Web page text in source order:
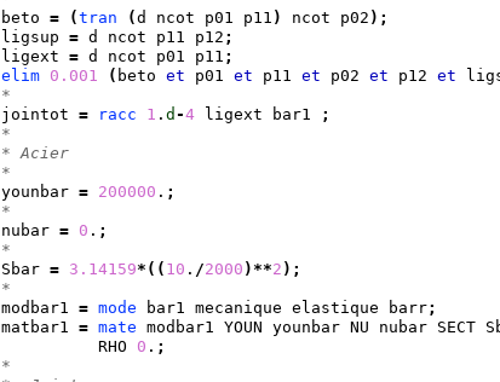
beto = (tran (d ncot p01 p11 ) ncot p02 ) ;
ligsup = d ncot p11 p12 ;
ligext = d ncot p01 p11 ;
elim 0.001 ( beto et p01 et p11 et p02 et p12 et
*
jointot = racc 1 . d -4 ligext bar1
;
*
* Acier
*
younbar = 200000 . ;
*
nubar = 0 . ;
*
Sbar = 3.14159* ( ( 10 . /2000 ) **2 ) ;
*
modbar1 = mode bar1 mecanique elastique barr;
matbar1 = mate modbar1 YOUN younbar NU nubar SECT
          RHO
0 . ;
*